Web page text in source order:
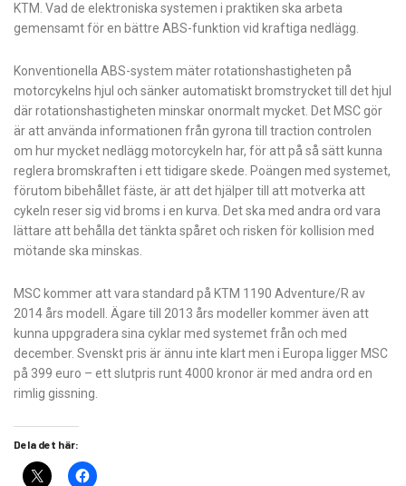
KTM. Vad de elektroniska systemen i praktiken ska arbeta
gemensamt för en bättre ABS-funktion vid kraftiga nedlägg.
Konventionella ABS-system mäter rotationshastigheten på
motorcykelns hjul och sänker automatiskt bromstrycket till det hjul
där rotationshastigheten minskar onormalt mycket. Det MSC gör
är att använda informationen från gyrona till traction controlen
om hur mycket nedlägg motorcykeln har, för att på så sätt kunna
reglera bromskraften i ett tidigare skede. Poängen med systemet,
förutom bibehållet fäste, är att det hjälper till att motverka att
cykeln reser sig vid broms i en kurva. Det ska med andra ord vara
lättare att behålla det tänkta spåret och risken för kollision med
mötande ska minskas.
MSC kommer att vara standard på KTM 1190 Adventure/R av
2014 års modell. Ägare till 2013 års modeller kommer även att
kunna uppgradera sina cyklar med systemet från och med
december. Svenskt pris är ännu inte klart men i Europa ligger MSC
på 399 euro – ett slutpris runt 4000 kronor är med andra ord en
rimlig gissning.
Dela det här: